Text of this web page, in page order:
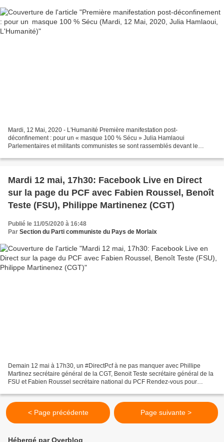
Mardi, 12 Mai, 2020 - L'Humanité Première manifestation post-
déconfinement : pour un « masque 100 % Sécu » Julia Hamlaoui
Parlementaires et militants communistes se sont rassemblés devant le
Mardi 12 mai, 17h30: Facebook Live en Direct
sur la page du PCF avec Fabien Roussel, Benoît
Teste (FSU), Philippe Martinenez (CGT)
Publié le 11/05/2020 à 16:48
Par Section du Parti communiste du Pays de Morlaix
Demain 12 mai à 17h30, un #DirectPcf à ne pas manquer avec Phillipe
Martinez secrétaire général de la CGT, Benoit Teste secrétaire général de la
FSU et Fabien Roussel secrétaire national du PCF Rendez-vous pour
< Page précédente Page suivante >
Hébergé par Overblog